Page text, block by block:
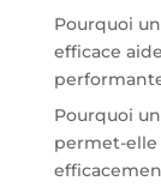
Pourquoi
efficace
Pourquoi
permet-elle